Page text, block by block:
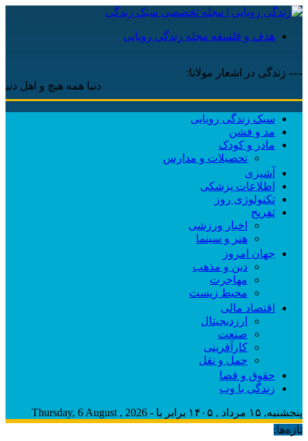
هدف و فلسفه مجله زندگی رویایی
---- زندگی در اشعار مولانا:
دنیا همه هیچ و اهل دنیا
سبک زندگی رویایی
مد و فشن
مادر و کودک
تحصیلات و مدارس
آشپزی
اطلاعات پزشکی
تکنولوژی روز
تفریح
اخبار ورزشی
هنر و سینما
جهان امروز
دین و مذهب
مهاجرت
محیط زیست
اقتصاد مالی
ارزدیجیتال
صنعت
کارآفرینی
حمل و نقل
حقوق و قضا
زندگی با وب
پنجشنبه, ۱۵ مرداد , ۱۴۰۵ برابر با - Thursday, 6 August , 2026
تازه‌ها: